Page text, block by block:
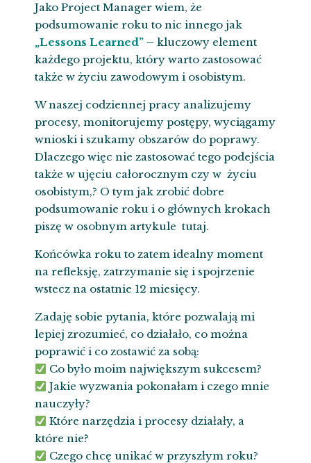
Jako Project Manager wiem, że
podsumowanie roku to nic innego jak
„Lessons Learned” – kluczowy element
każdego projektu, który warto zastosować
także w życiu zawodowym i osobistym.
W naszej codziennej pracy analizujemy
procesy, monitorujemy postępy, wyciągamy
wnioski i szukamy obszarów do poprawy.
Dlaczego więc nie zastosować tego podejścia
także w ujęciu całorocznym czy w życiu
osobistym,? O tym jak zrobić dobre
podsumowanie roku i o głównych krokach
piszę w osobnym artykule tutaj.
Końcówka roku to zatem idealny moment
na refleksję, zatrzymanie się i spojrzenie
wstecz na ostatnie 12 miesięcy.
Zadaję sobie pytania, które pozwalają mi
lepiej zrozumieć, co działało, co można
poprawić i co zostawić za sobą:
Co było moim największym sukcesem?
Jakie wyzwania pokonałam i czego mnie
nauczyły?
Które narzędzia i procesy działały, a
które nie?
Czego chcę unikać w przyszłym roku?